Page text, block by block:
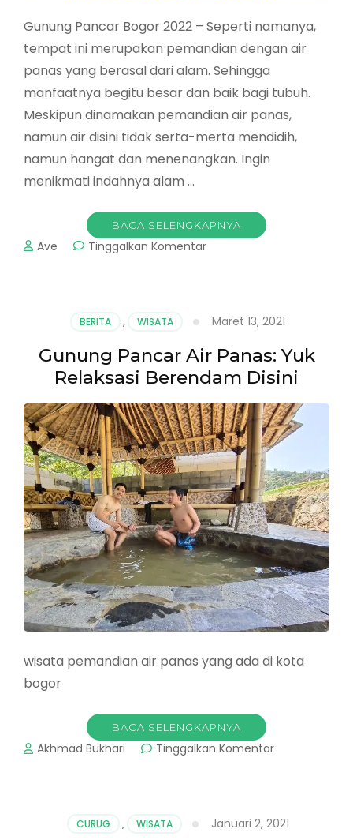
Gunung Pancar Bogor 2022 – Seperti namanya,
tempat ini merupakan pemandian dengan air
panas yang berasal dari alam. Sehingga
manfaatnya begitu besar dan baik bagi tubuh.
Meskipun dinamakan pemandian air panas,
namun air disini tidak serta-merta mendidih,
namun hangat dan menenangkan. Ingin
menikmati indahnya alam …
BACA SELENGKAPNYA
Ave Tinggalkan Komentarpada
Air
Panas
BERITA , WISATA Maret 13, 2021
Gunung Pancar Air Panas: Yuk
Relaksasi Berendam Disini
wisata pemandian air panas yang ada di kota
bogor
BACA SELENGKAPNYA
Akhmad Bukhari Tinggalkan Komentarpada
Yuk
CURUG , WISATA Januari 2, 2021